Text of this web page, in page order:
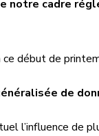
notre cadre
début de
de
l’influence de